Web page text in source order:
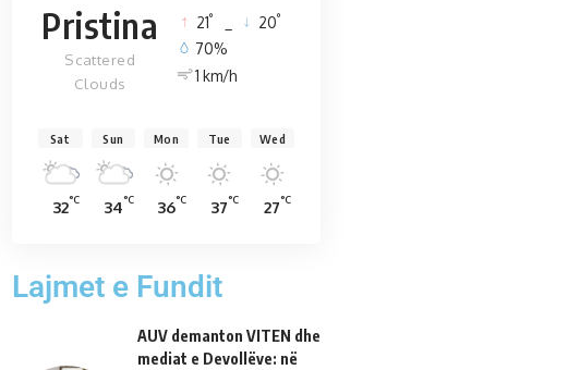
Pristina
Scattered
Clouds
21° 20°
70%
1 km/h
Sat
32°C
Sun
34°C
Mon
36°C
Tue
37°C
Wed
27°C
Lajmet e Fundit
AUV demanton VITEN dhe
mediat e Devollëve: në